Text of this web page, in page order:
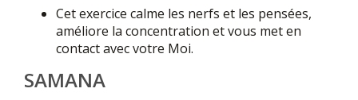
Cet exercice calme les nerfs et les pensées,
améliore la concentration et vous met en
contact avec votre Moi.
SAMANA